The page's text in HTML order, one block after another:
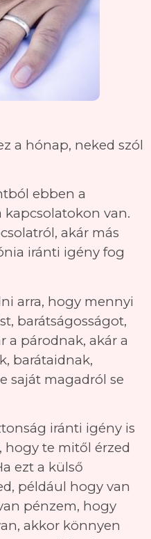
a hónap, neked szól
ebben a
van.
akár más
iránti igény fog
arra, hogy mennyi
barátságosságot,
a párodnak, akár a
barátaidnak,
saját magadról se
iránti igény is
hogy te mitől érzed
ezt a külső
például hogy van
pénzem, hogy
akkor könnyen